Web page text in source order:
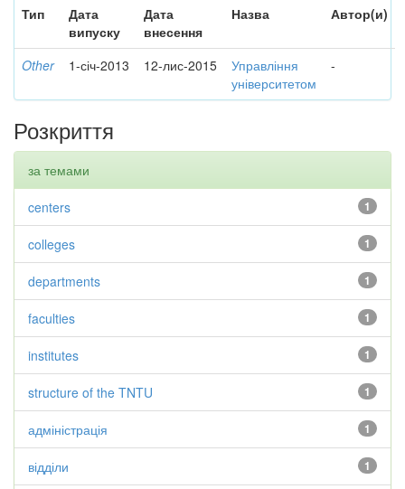
Тип
Дата
випуску
Дата
внесення
Назва Автор(и)
Other 1-січ-2013 12-лис-2015
Управління
університетом
-
Розкриття
за темами
1
centers
1
colleges
1
departments
1
faculties
1
institutes
1
structure of the TNTU
1
адміністрація
1
відділи